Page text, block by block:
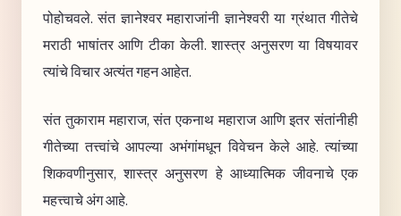
पोहोचवले. संत ज्ञानेश्वर महाराजांनी ज्ञानेश्वरी या ग्रंथात गीतेचे
मराठी भाषांतर आणि टीका केली. शास्त्र अनुसरण या विषयावर
त्यांचे विचार अत्यंत गहन आहेत.
संत तुकाराम महाराज, संत एकनाथ महाराज आणि इतर संतांनीही
गीतेच्या तत्त्वांचे आपल्या अभंगांमधून विवेचन केले आहे. त्यांच्या
शिकवणीनुसार, शास्त्र अनुसरण हे आध्यात्मिक जीवनाचे एक
महत्त्वाचे अंग आहे.